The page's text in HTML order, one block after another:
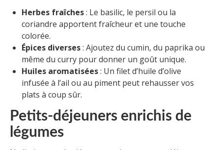
Herbes fraîches: Le basilic, le persil ou la
coriandre apportent fraîcheur et une touche
colorée.
Épices diverses: Ajoutez du cumin, du paprika ou
même du curry pour donner un goût unique.
Huiles aromatisées: Un filet d’huile d’olive
infusée à l’ail ou au piment peut rehausser vos
plats à coup sûr.
Petits-déjeuners enrichis de
légumes